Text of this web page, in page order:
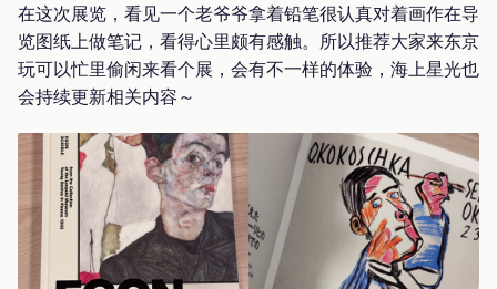
在这次展览，看见一个老爷爷拿着铅笔很认真对着画作在导
览图纸上做笔记，看得心里颇有感触。所以推荐大家来东京
玩可以忙里偷闲来看个展，会有不一样的体验，海上星光也
会持续更新相关内容～